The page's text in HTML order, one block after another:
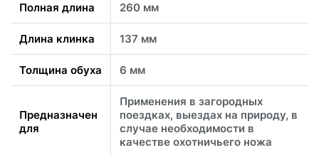
Полная длина 260 мм
Длина клинка 137 мм
Толщина обуха 6 мм
Предназначен
для
Применения в загородных
поездках, выездах на природу, в
случае необходимости в
качестве охотничьего ножа